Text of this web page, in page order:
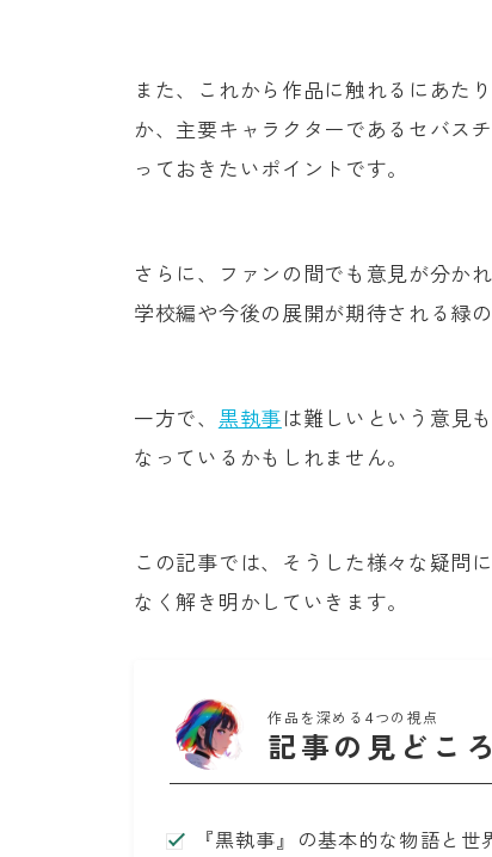
また、これから作品に触れるにあた
か、主要キャラクターであるセバス
っておきたいポイントです。
さらに、ファンの間でも意見が分か
学校編や今後の展開が期待される緑
一方で、 黒執事は難しいという意見
なっているかもしれません。
この記事では、そうした様々な疑問に
なく解き明かしていきます。
作品を深める4つの視点
記事の見どこ
『黒執事』の基本的な物語と世